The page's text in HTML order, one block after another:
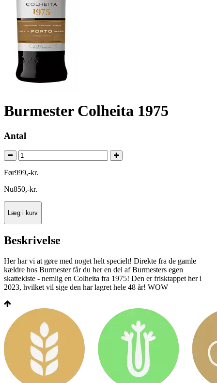
Burmester Colheita 1975
Antal
Før999,-kr.
Nu850,-kr.
Læg i kurv
Beskrivelse
Her har vi at gøre med noget helt specielt! Direkte fra de gamle
kældre hos Burmester får du her en del af Burmesters egen
skattekiste - nemlig en Colheita fra 1975! Den er frisktappet her i
2023, hvilket vil sige den har lagret hele 48 år! WOW